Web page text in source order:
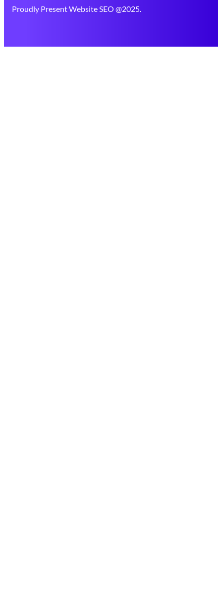
Proudly Present Website SEO @2025.